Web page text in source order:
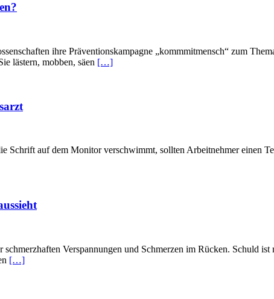
ihre Präventionskampagne „kommmitmensch“ zum
lästern, mobben, säen […]
Schrift auf dem Monitor verschwimmt, sollten Arbeitnehmer einen
Verspannungen und Schmerzen im Rücken. Schuld
[…]